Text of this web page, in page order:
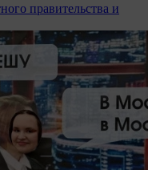
правительства и